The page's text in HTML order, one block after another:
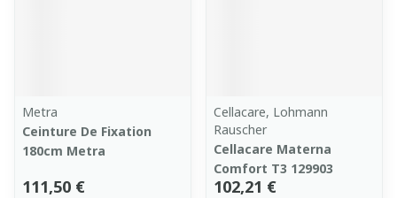
Metra
Ceinture De Fixation
180cm Metra
111,50 €
Cellacare, Lohmann
Rauscher
Cellacare Materna
Comfort T3 129903
102,21 €